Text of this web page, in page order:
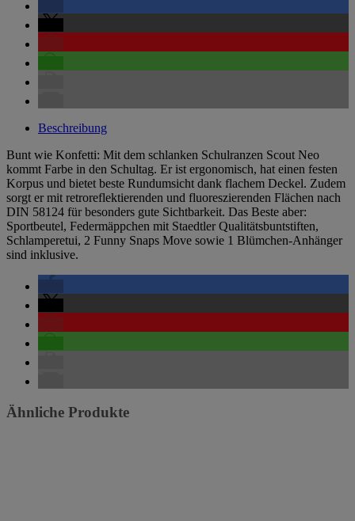
Beschreibung
Bunt wie Konfetti: Mit dem schlanken Schulranzen Scout Neo
kommt Farbe in den Schultag. Er ist ergonomisch, hat einen festen
Korpus und bietet beste Rundumsicht dank flachem Deckel. Zudem
sorgt er mit retroreflektierenden und fluoreszierenden Flächen nach
DIN 58124 für besonders gute Sichtbarkeit. Das Beste aber:
Sportbeutel, Federmäppchen mit Staedtler Qualitätsbuntstiften,
Schlamperetui, 2 Funny Snaps Move sowie 1 Blümchen-Anhänger
sind inklusive.
Ähnliche Produkte